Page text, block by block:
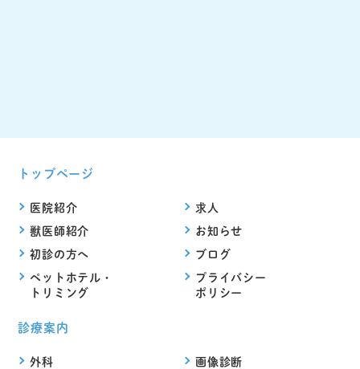
トップページ
医院紹介
獣医師紹介
初診の方へ
ペットホテル・
トリミング
求人
お知らせ
ブログ
プライバシー
ポリシー
診療案内
外科 画像診断